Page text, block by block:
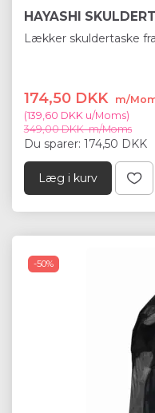
HAYASHI
Lækker skuldertaske
174,50 DKK m/
(139,60 DKK u/Moms)
349,00 DKKm/Moms
Du sparer: 174,50 DKK
Læg i kurv
-50%